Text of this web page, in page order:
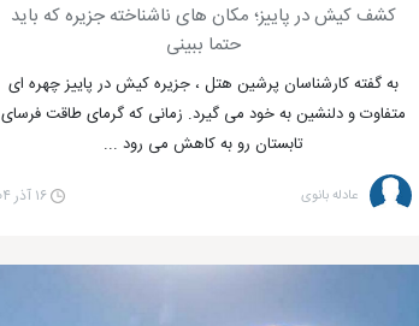
کشف کیش در پاییز؛ مکان های ناشناخته جزیره که باید
حتما ببینی
به گفته کارشناسان پرشین هتل ، جزیره کیش در پاییز چهره ای
متفاوت و دلنشین به خود می گیرد. زمانی که گرمای طاقت فرسای
تابستان رو به کاهش می رود ...
عادله بانوی ۱۶ آذر ۰۴